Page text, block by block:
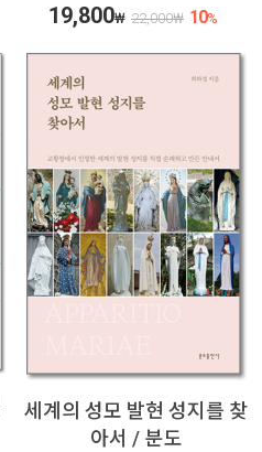
19,800₩ 22,000₩ 10%
세계의 성모 발현 성지를 찾
아서 / 분도